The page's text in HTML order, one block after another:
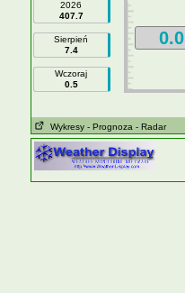
2026
407.7
Sierpień
7.4
Wczoraj
0.5
0.0
Wykresy - Prognoza - Radar